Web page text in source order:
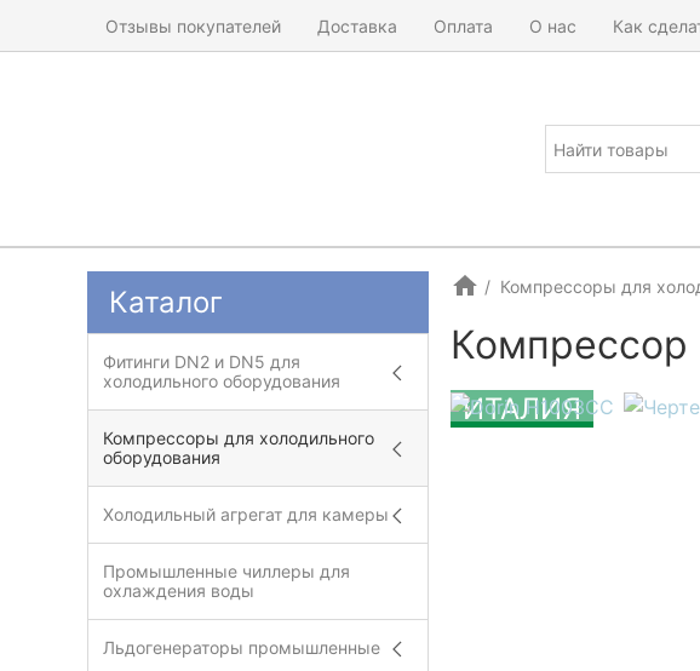
Отзывы покупателей Доставка Оплата О нас Как
Компрессоры для
Компрессор
ИТАЛИЯ
Каталог
Фитинги DN2 и DN5 для
холодильного оборудования
Компрессоры для холодильного
оборудования
Холодильный агрегат для камеры
Промышленные чиллеры для
охлаждения воды
Льдогенераторы промышленные